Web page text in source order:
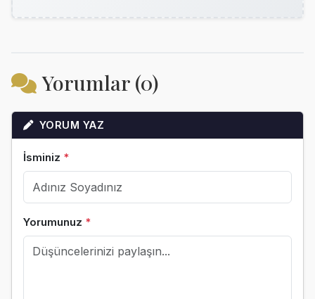
Yorumlar (0)
YORUM YAZ
İsminiz *
Yorumunuz *